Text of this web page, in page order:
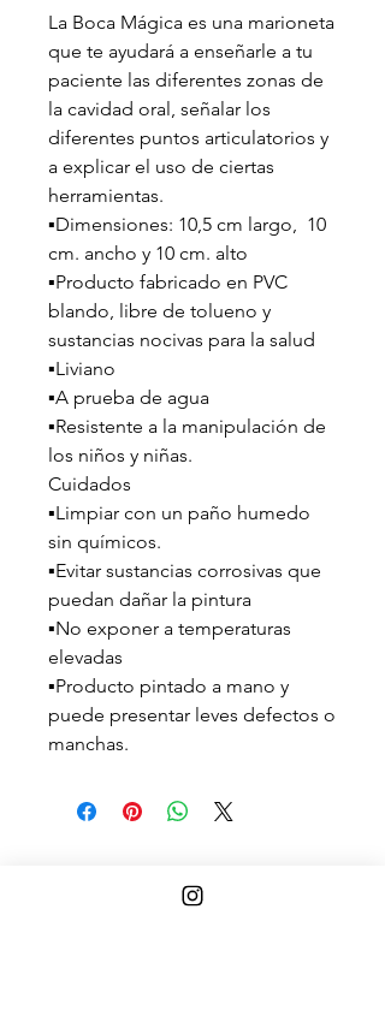
La Boca Mágica es una marioneta
que te ayudará a enseñarle a tu
paciente las diferentes zonas de
la cavidad oral, señalar los
diferentes puntos articulatorios y
a explicar el uso de ciertas
herramientas.
▪️Dimensiones: 10,5 cm largo, 10
cm. ancho y 10 cm. alto
▪️Producto fabricado en PVC
blando, libre de tolueno y
sustancias nocivas para la salud
▪️Liviano
▪️A prueba de agua
▪️Resistente a la manipulación de
los niños y niñas.
Cuidados
▪️Limpiar con un paño humedo
sin químicos.
▪️Evitar sustancias corrosivas que
puedan dañar la pintura
▪️No exponer a temperaturas
elevadas
▪️Producto pintado a mano y
puede presentar leves defectos o
manchas.
Ver Términos y condiciones